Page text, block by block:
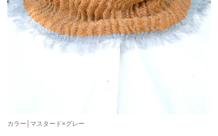
カラー│マスタード×グレー